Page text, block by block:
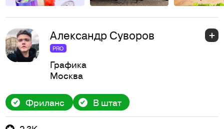
Александр Суворов
PRO
Графика
Москва
Фриланс В штат